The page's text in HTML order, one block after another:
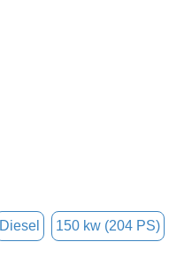
Diesel 150 kw (204 PS)